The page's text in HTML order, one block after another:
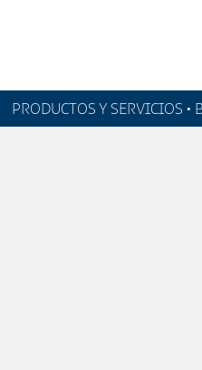
PRODUCTOS Y SERVICIOS •